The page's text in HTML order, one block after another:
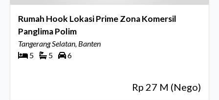
Rumah Hook Lokasi Prime Zona Komersil
Panglima Polim
Tangerang Selatan, Banten
5
5 6
Rp 27 M (Nego)